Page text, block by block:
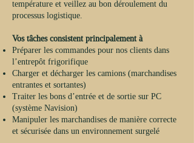
température et veillez au bon déroulement du
processus logistique.
Vos tâches consistent principalement à
Préparer les commandes pour nos clients dans
l’entrepôt frigorifique
Charger et décharger les camions (marchandises
entrantes et sortantes)
Traiter les bons d’entrée et de sortie sur PC
(système Navision)
Manipuler les marchandises de manière correcte
et sécurisée dans un environnement surgelé